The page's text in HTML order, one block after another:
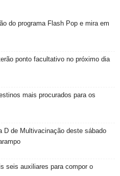
do programa Flash Pop e mira em
ponto facultativo no próximo dia
mais procurados para os
D de Multivacinação deste sábado
seis auxiliares para compor o